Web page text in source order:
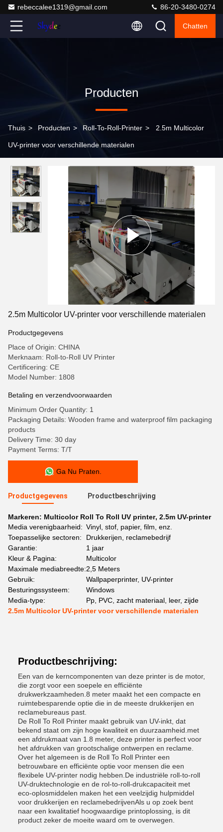
rebeccalee1319@gmail.com 86-20-3480-0274
Chatten
Producten
Thuis > Producten > Roll-To-Roll-Printer > 2.5m Multicolor
UV-printer voor verschillende materialen
2.5m Multicolor UV-printer voor verschillende materialen
Productgegevens
Place of Origin: CHINA
Merknaam: Roll-to-Roll UV Printer
Certificering: CE
Model Number: 1808
Betaling en verzendvoorwaarden
Minimum Order Quantity: 1
Packaging Details: Wooden frame and waterproof film packaging
products
Delivery Time: 30 day
Payment Terms: T/T
Ga Nu Praten.
Productgegevens Productbeschrijving
Markeren: Multicolor Roll To Roll UV printer, 2.5m UV-printer
Media verenigbaarheid: Vinyl, stof, papier, film, enz.
Toepasselijke sectoren:
Drukkerijen, reclamebedrijf
Garantie:
1 jaar
Kleur & Pagina:
Multicolor
Maximale mediabreedte:2,5 Meters
Gebruik:
Wallpaperprinter, UV-printer
Besturingssysteem:
Windows
Media-type:
Pp, PVC, zacht materiaal, leer, zijde
2.5m Multicolor UV-printer voor verschillende materialen
Productbeschrijving:
Een van de kerncomponenten van deze printer is de motor,
die zorgt voor een soepele en efficiënte
drukwerkzaamheden.8 meter maakt het een compacte en
ruimtebesparende optie die in de meeste drukkerijen en
reclamebureaus past.
De Roll To Roll Printer maakt gebruik van UV-inkt, dat
bekend staat om zijn hoge kwaliteit en duurzaamheid.met
een afdrukmaat van 1.8 meter, deze printer is perfect voor
het afdrukken van grootschalige ontwerpen en reclame.
Over het algemeen is de Roll To Roll Printer een
betrouwbare en efficiënte optie voor mensen die een
flexibele UV-printer nodig hebben.De industriële roll-to-roll
UV-druktechnologie en de rol-to-roll-drukcapaciteit met
eco-oplosmiddelen maken het een veelzijdig hulpmiddel
voor drukkerijen en reclamebedrijvenAls u op zoek bent
naar een kwalitatief hoogwaardige printoplossing, is dit
product zeker de moeite waard om te overwegen.